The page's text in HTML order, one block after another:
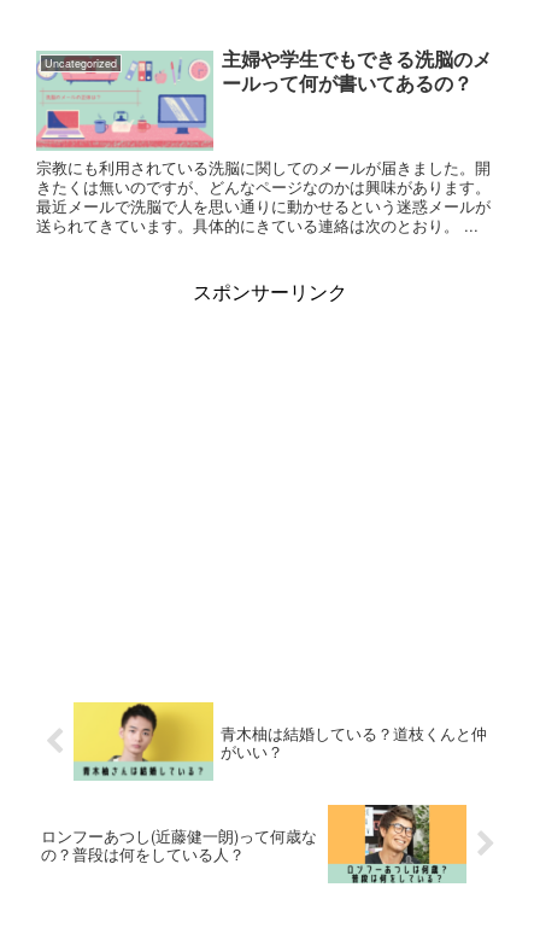
Uncategorized
主婦や学生でもできる洗脳のメ
ールって何が書いてあるの？
宗教にも利用されている洗脳に関してのメールが届きました。開
きたくは無いのですが、どんなページなのかは興味があります。
最近メールで洗脳で人を思い通りに動かせるという迷惑メールが
送られてきています。具体的にきている連絡は次のとおり。 ...
スポンサーリンク
青木柚は結婚している？道枝くんと仲
がいい？
ロンフーあつし(近藤健一朗)って何歳な
の？普段は何をしている人？